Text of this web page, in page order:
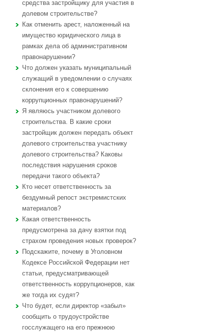
средства застройщику для участия в
долевом строительстве?
Как отменить арест, наложенный на
имущество юридического лица в
рамках дела об административном
правонарушении?
Что должен указать муниципальный
служащий в уведомлении о случаях
склонения его к совершению
коррупционных правонарушений?
Я являюсь участником долевого
строительства. В какие сроки
застройщик должен передать объект
долевого строительства участнику
долевого строительства? Каковы
последствия нарушения сроков
передачи такого объекта?
Кто несет ответственность за
бездумный репост экстремистских
материалов?
Какая ответственность
предусмотрена за дачу взятки под
страхом проведения новых проверок?
Подскажите, почему в Уголовном
Кодексе Российской Федерации нет
статьи, предусматривающей
ответственность коррупционеров, как
же тогда их судят?
Что будет, если директор «забыл»
сообщить о трудоустройстве
госслужащего на его прежнюю